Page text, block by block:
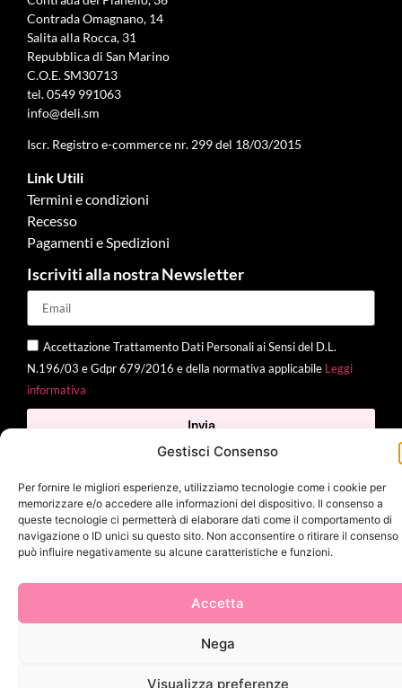
Gestisci Consenso
Per fornire le migliori esperienze, utilizziamo tecnologie come i cookie per
memorizzare e/o accedere alle informazioni del dispositivo. Il consenso a
queste tecnologie ci permetterà di elaborare dati come il comportamento di
navigazione o ID unici su questo sito. Non acconsentire o ritirare il consenso
può influire negativamente su alcune caratteristiche e funzioni.
Accetta
Nega
Visualizza preferenze
Contrada Omagnano, 14
Salita alla Rocca, 31
Repubblica di San Marino
C.O.E. SM30713
tel.0549 991063
info@deli.sm
Iscr. Registro e-commerce nr. 299 del 18/03/2015
Link Utili
Termini e condizioni
Recesso
Pagamenti e Spedizioni
Iscriviti alla nostra Newsletter
Accettazione Trattamento Dati Personali ai Sensi del D.L.
N.196/03 e Gdpr 679/2016 e della normativa applicabile Leggi
informativa
Invia
2025 Delì |Privacy Policy|Cookie Policy| Made with byJenny
Mina